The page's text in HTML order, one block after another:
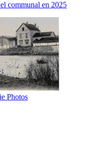
communal en 2025
Photos